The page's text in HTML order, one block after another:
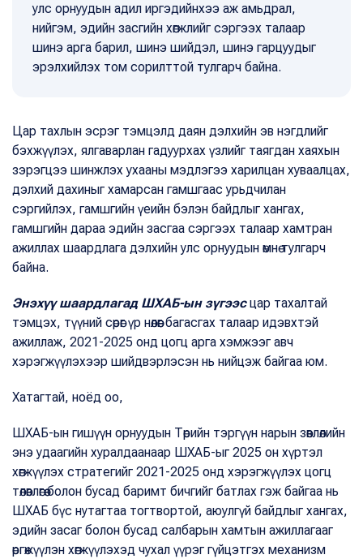
улс орнуудын адил иргэдийнхээ аж амьдрал,
нийгэм, эдийн засгийн хөгжлийг сэргээх талаар
шинэ арга барил, шинэ шийдэл, шинэ гарцуудыг
эрэлхийлэх том сорилттой тулгарч байна.
Цар тахлын эсрэг тэмцэлд даян дэлхийн эв нэгдлийг
бэхжүүлэх, ялгаварлан гадуурхах үзлийг таягдан хаяхын
зэрэгцээ шинжлэх ухааны мэдлэгээ харилцан хуваалцах,
дэлхий дахиныг хамарсан гамшгаас урьдчилан
сэргийлэх, гамшгийн үеийн бэлэн байдлыг хангах,
гамшгийн дараа эдийн засгаа сэргээх талаар хамтран
ажиллах шаардлага дэлхийн улс орнуудын өмнө тулгарч
байна.
Энэхүү шаардлагад ШХАБ-ын зүгээсцар тахалтай
тэмцэх, түүний сөрөг үр нөлөөг багасгах талаар идэвхтэй
ажиллаж, 2021-2025 онд цогц арга хэмжээг авч
хэрэгжүүлэхээр шийдвэрлэсэн нь нийцэж байгаа юм.
Хатагтай, ноёд оо,
ШХАБ-ын гишүүн орнуудын Төрийн тэргүүн нарын зөвлөлийн
энэ удаагийн хуралдаанаар ШХАБ-ыг 2025 он хүртэл
хөгжүүлэх стратегийг 2021-2025 онд хэрэгжүүлэх цогц
төлөвлөгөө болон бусад баримт бичгийг батлах гэж байгаа нь
ШХАБ бүс нутагтаа тогтвортой, аюулгүй байдлыг хангах,
эдийн засаг болон бусад салбарын хамтын ажиллагааг
өргөжүүлэн хөгжүүлэхэд чухал үүрэг гүйцэтгэх механизм